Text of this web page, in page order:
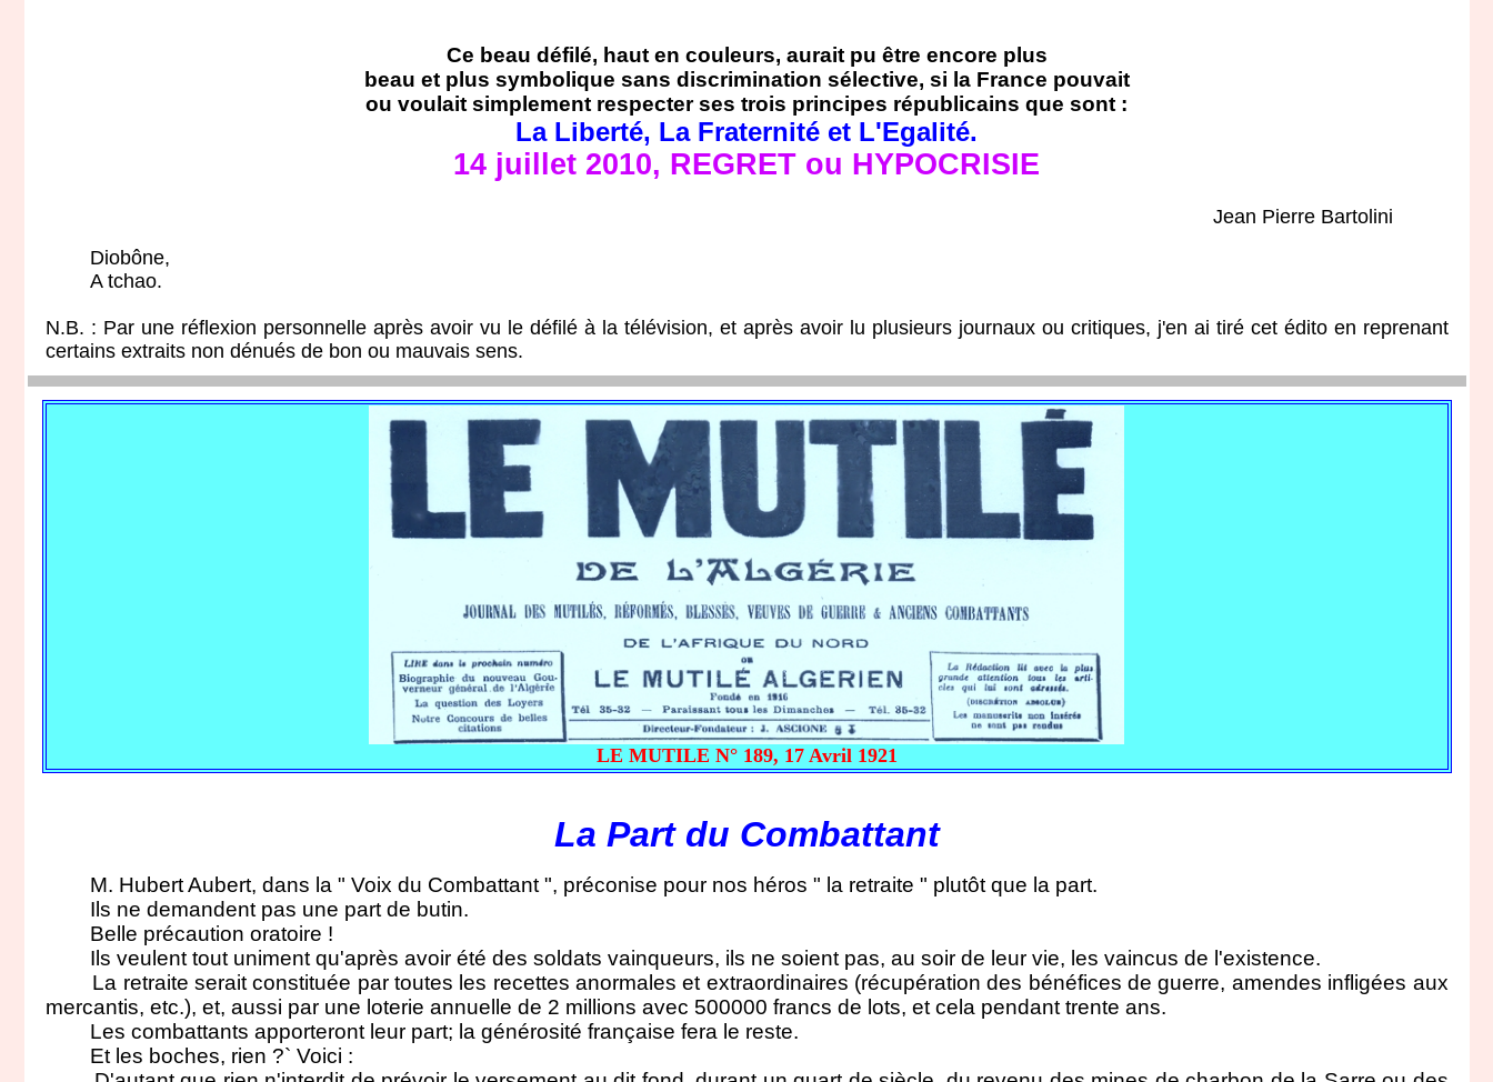
Ce beau défilé, haut en couleurs, aurait pu être encore plus
beau et plus symbolique sans discrimination sélective, si la France pouvait
ou voulait simplement respecter ses trois principes républicains que sont :
La Liberté, La Fraternité et L'Egalité.
14 juillet 2010, REGRET ou HYPOCRISIE
Jean Pierre Bartolini
Diobône,
A tchao.
N.B. : Par une réflexion personnelle après avoir vu le défilé à la télévision, et après avoir lu plusieurs journaux ou critiques, j'en ai tiré cet édito en reprenant
certains extraits non dénués de bon ou mauvais sens.
LE MUTILE N° 189, 17 Avril 1921
La Part du Combattant
M. Hubert Aubert, dans la " Voix du Combattant ", préconise pour nos héros " la retraite " plutôt que la part.
Ils ne demandent pas une part de butin.
Belle précaution oratoire !
Ils veulent tout uniment qu'après avoir été des soldats vainqueurs, ils ne soient pas, au soir de leur vie, les vaincus de l'existence.
La retraite serait constituée par toutes les recettes anormales et extraordinaires (récupération des bénéfices de guerre, amendes infligées aux
mercantis, etc.), et, aussi par une loterie annuelle de 2 millions avec 500000 francs de lots, et cela pendant trente ans.
Les combattants apporteront leur part; la générosité française fera le reste.
Et les boches, rien ?` Voici :